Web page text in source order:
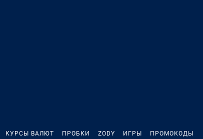
КУРСЫ ВАЛЮТ ПРОБКИ ZODY ИГРЫ ПРОМОКОДЫ